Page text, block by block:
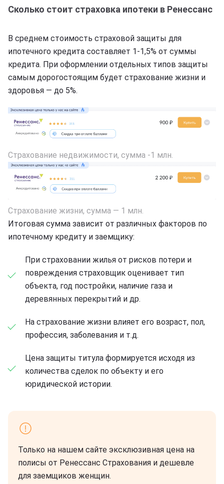
Сколько стоит страховка ипотеки в Ренессанс
В среднем стоимость страховой защиты для
ипотечного кредита составляет 1-1,5% от суммы
кредита. При оформлении отдельных типов защиты
самым дорогостоящим будет страхование жизни и
здоровья — до 5%.
Страхование недвижимости, сумма -1 млн.
Страхование жизни, сумма — 1 млн.
Итоговая сумма зависит от различных факторов по
ипотечному кредиту и заемщику:
При страховании жилья от рисков потери и
повреждения страховщик оценивает тип
объекта, год постройки, наличие газа и
деревянных перекрытий и др.
На страхование жизни влияет его возраст, пол,
профессия, заболевания и т.д.
Цена защиты титула формируется исходя из
количества сделок по объекту и его
юридической истории.
Только на нашем сайте эксклюзивная цена на
полисы от Ренессанс Страхования и дешевле
для заемщиков женщин.